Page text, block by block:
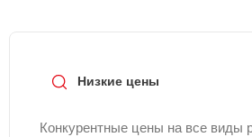
Низкие цены
Конкурентные цены на все виды